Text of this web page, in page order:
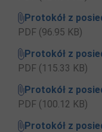
Protokół z
PDF (96.95 KB)
Protokół z
PDF (115.33 KB)
Protokół z
PDF (100.12 KB)
Protokół z